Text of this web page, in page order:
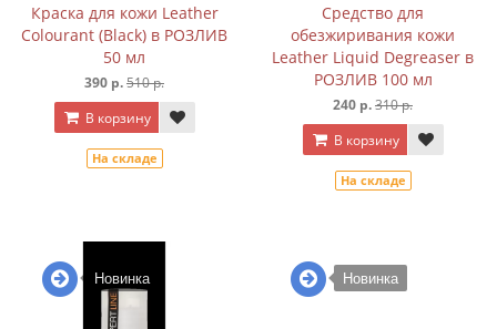
Краска для кожи Leather
Colourant (Black) в РОЗЛИВ
50 мл
390 р.510 р.
В корзину
На складе
Средство для
обезжиривания кожи
Leather Liquid Degreaser в
РОЗЛИВ 100 мл
240 р.310 р.
В корзину
На складе
Новинка Новинка